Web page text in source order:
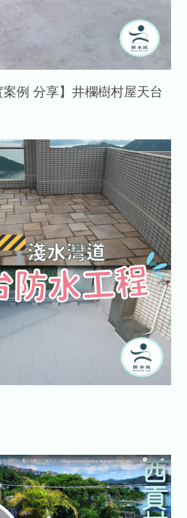
案例 分享】井欄樹村屋天台